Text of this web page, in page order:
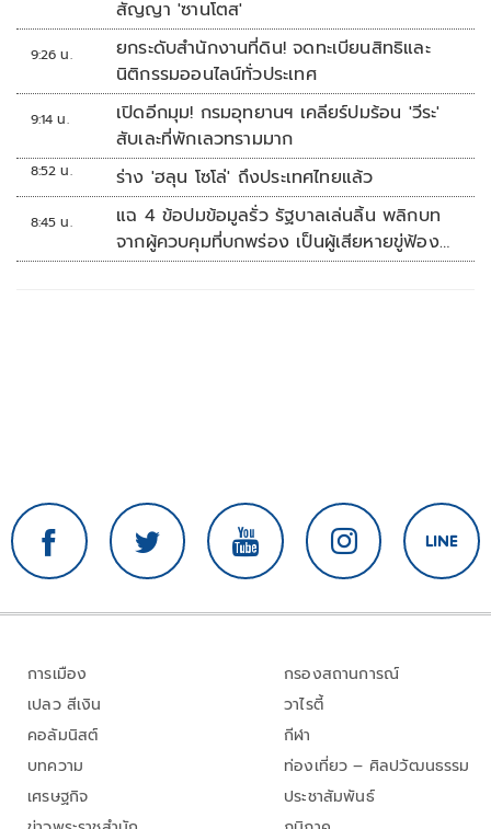
สัญญา 'ซานโตส'
9:26 น.
ยกระดับสำนักงานที่ดิน! จดทะเบียนสิทธิและ
นิติกรรมออนไลน์ทั่วประเทศ
9:14 น.
เปิดอีกมุม! กรมอุทยานฯ เคลียร์ปมร้อน 'วีระ'
สับเละที่พักเลวทรามมาก
8:52 น. ร่าง 'ฮลุน โซโล่' ถึงประเทศไทยแล้ว
8:45 น.
แฉ 4 ข้อปมข้อมูลรั่ว รัฐบาลเล่นลิ้น พลิกบท
จากผู้ควบคุมที่บกพร่อง เป็นผู้เสียหายขู่ฟ้อง
คนเอาความจริงมาพูด
การเมือง
เปลว สีเงิน
คอลัมนิสต์
บทความ
เศรษฐกิจ
กรองสถานการณ์
วาไรตี้
กีฬา
ท่องเที่ยว – ศิลปวัฒนธรรม
ประชาสัมพันธ์